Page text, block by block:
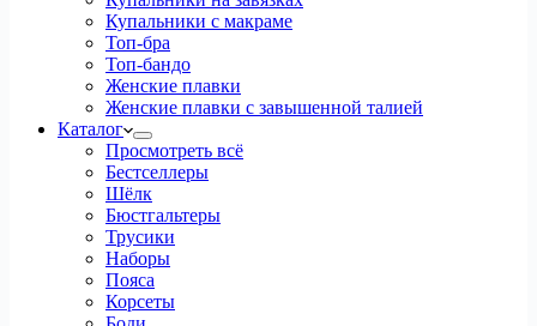
Купальники с макраме
Топ-бра
Топ-бандо
Женские плавки
Женские плавки с завышенной талией
Каталог
Просмотреть всё
Бестселлеры
Шёлк
Бюстгальтеры
Трусики
Наборы
Пояса
Корсеты